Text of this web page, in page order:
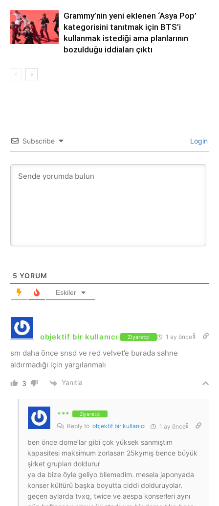
Grammy’nin yeni eklenen ‘Asya Pop’
kategorisini tanıtmak için BTS’i
kullanmak istediği ama planlarının
bozulduğu iddiaları çıktı
Subscribe Login
5 YORUM
Eskiler
objektif bir kullanıcı Ziyaretçi 1 ay önce
sm daha önce snsd ve red velvet’e burada sahne
aldırmadığı için yargılanmalı
3 Yanıtla
*** Ziyaretçi
Reply to objektif bir kullanıcı 1 ay önce
ben önce dome’lar gibi çok yüksek sanmıştım
kapasitesi maksimum zorlasan 25kymış bence büyük
şirket grupları doldurur
ya da bize öyle geliyo bilemedim. mesela japonyada
konser kültürü başka boyutta ciddi dolduruyolar.
geçen aylarda tvxq, twice ve aespa konserleri aynı